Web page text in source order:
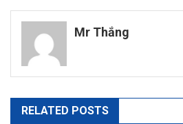
hướng
bài
viết
Mr Thắng
RELATED POSTS